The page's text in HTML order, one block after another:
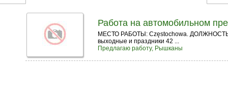
Работа на автомобильном
МЕСТО РАБОТЫ: Częstochowa. ДОЛЖНОСТЬ:
выходные и праздники 42 ...
Предлагаю работу, Рышканы